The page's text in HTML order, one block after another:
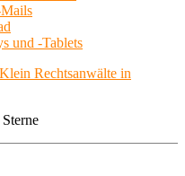
und -Tablets